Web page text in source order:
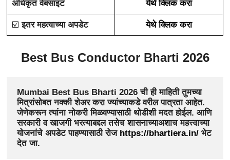
अधिकृत वेबसाइट येथे क्लिक करा
☑️इतर महत्वाच्या अपडेट येथे क्लिक करा
Best Bus Conductor Bharti 2026
Mumbai Best Bus Bharti 2026 ची ही माहिती तुमच्या
मित्रांसोबत नक्की शेअर करा ज्यांच्याकडे वरील पात्रता आहेत.
जेणेकरून त्यांना नोकरी मिळवण्यासाठी थोडीशी मदत होईल. आणि
सरकारी व खाजगी भरत्याबद्दल तसेच शासनाच्याअशाच महत्त्वाच्या
योजनांचे अपडेट पाहण्यासाठी रोज https://bhartiera.in/ भेट
देत जा.